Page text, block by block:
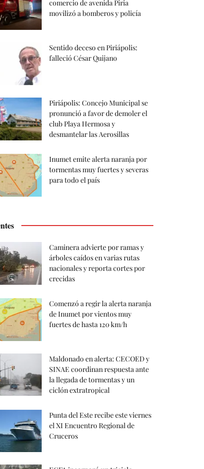
comercio de avenida Piria
movilizó a bomberos y policía
Sentido deceso en Piriápolis:
falleció César Quijano
Piriápolis: Concejo Municipal se
pronunció a favor de demoler el
club Playa Hermosa y
desmantelar las Aerosillas
Inumet emite alerta naranja por
tormentas muy fuertes y severas
para todo el país
Caminera advierte por ramas y
árboles caídos en varias rutas
nacionales y reporta cortes por
crecidas
Comenzó a regir la alerta naranja
de Inumet por vientos muy
fuertes de hasta 120 km/h
Maldonado en alerta: CECOED y
SINAE coordinan respuesta ante
la llegada de tormentas y un
ciclón extratropical
Punta del Este recibe este viernes
el XI Encuentro Regional de
Cruceros